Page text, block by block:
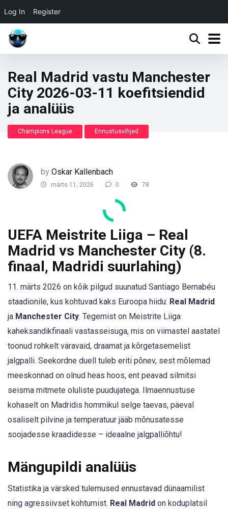
Log In Register
Real Madrid vastu Manchester
City 2026-03-11 koefitsiendid
ja analüüs
Champions League Ennustusvihjed
by Oskar Kallenbach
märts 11, 2026 0 78
UEFA Meistrite Liiga – Real
Madrid vs Manchester City (8.
finaal, Madridi suurlahing)
11. märts 2026 on kõik pilgud suunatud Santiago Bernabéu
staadionile, kus kohtuvad kaks Euroopa hiidu: Real Madrid
ja Manchester City. Tegemist on Meistrite Liiga
kaheksandikfinaali vastasseisuga, mis on viimastel aastatel
toonud rohkelt väravaid, draamat ja kõrgetasemelist
jalgpalli. Seekordne duell tuleb eriti põnev, sest mõlemad
meeskonnad on olnud heas hoos, ent peavad silmitsi
seisma mitmete oluliste puudujatega. Ilmaennustuse
kohaselt on Madridis hommikul selge taevas, päeval
osaliselt pilvine ja temperatuur jääb mõnusatesse
soojadesse kraadidesse – ideaalne jalgpalliõhtu!
Mängupildi analüüs
Statistika ja värsked tulemused ennustavad dünaamilist
ning agressiivset kohtumist. Real Madrid on koduplatsil